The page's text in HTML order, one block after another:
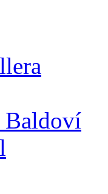
Baldoví